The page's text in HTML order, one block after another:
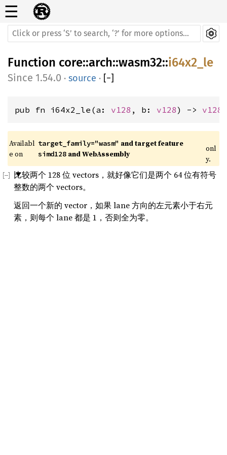
☰
Function core::arch::wasm32::i64x2_le
1.54.0 · source · [−]
pub fn i64x2_le(a: v128 , b: v128) -> v128
Availabl
e on
target_family="wasm" and target feature
simd128 and WebAssembly
onl
y.
比较两个 128 位 vectors，就好像它们是两个 64 位有符号
整数的两个 vectors。
返回一个新的 vector，如果 lane 方向的左元素小于右元
素，则每个 lane 都是 1，否则全为零。